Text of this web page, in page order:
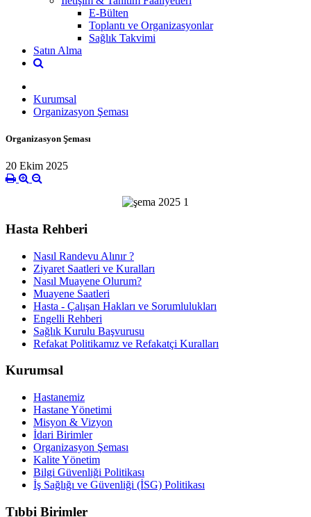
E-Bülten
Toplantı ve Organizasyonlar
Sağlık Takvimi
Satın Alma
Kurumsal
Organizasyon Şeması
Organizasyon Şeması
20 Ekim 2025
Hasta Rehberi
Nasıl Randevu Alınır ?
Ziyaret Saatleri ve Kuralları
Nasıl Muayene Olurum?
Muayene Saatleri
Hasta - Çalışan Hakları ve Sorumlulukları
Engelli Rehberi
Sağlık Kurulu Başvurusu
Refakat Politikamız ve Refakatçi Kuralları
Kurumsal
Hastanemiz
Hastane Yönetimi
Misyon & Vizyon
İdari Birimler
Organizasyon Şeması
Kalite Yönetim
Bilgi Güvenliği Politikası
İş Sağlığı ve Güvenliği (İSG) Politikası
Tıbbi Birimler